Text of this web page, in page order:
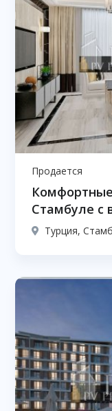
Продается
Стамбуле с
Турция,